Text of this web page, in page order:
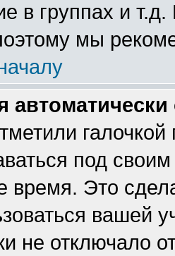
в группах и
мы
автоматически
галочкой
под
время. Это
вашей
не отключало